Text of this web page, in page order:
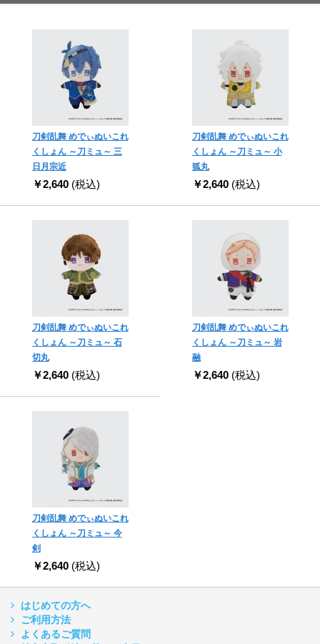
刀剣乱舞 めでぃぬいこれ
くしょん ～刀ミュ～ 三
日月宗近
￥2,640 (税込)
刀剣乱舞 めでぃぬいこれ
くしょん ～刀ミュ～ 小
狐丸
￥2,640 (税込)
刀剣乱舞 めでぃぬいこれ
くしょん ～刀ミュ～ 石
切丸
￥2,640 (税込)
刀剣乱舞 めでぃぬいこれ
くしょん ～刀ミュ～ 岩
融
￥2,640 (税込)
刀剣乱舞 めでぃぬいこれ
くしょん ～刀ミュ～ 今
剣
￥2,640 (税込)
はじめての方へ
ご利用方法
よくあるご質問